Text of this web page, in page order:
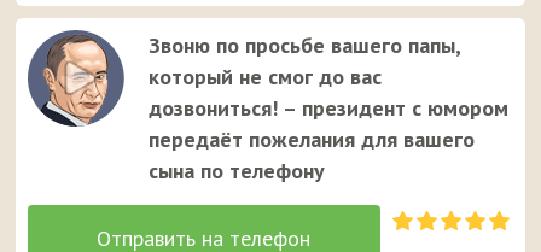
Звоню по просьбе вашего папы,
который не смог до вас
дозвониться! – президент с юмором
передаёт пожелания для вашего
сына по телефону